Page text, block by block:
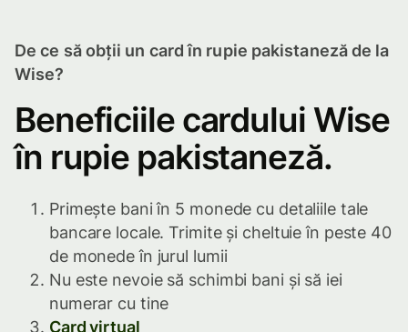
Beneficiile cardului Wise
în rupie pakistaneză.
De ce să obții un card în rupie pakistaneză de la
Wise?
Primește bani în 5 monede cu detaliile tale
bancare locale. Trimite și cheltuie în peste 40
de monede în jurul lumii
Nu este nevoie să schimbi bani și să iei
numerar cu tine
Card virtual